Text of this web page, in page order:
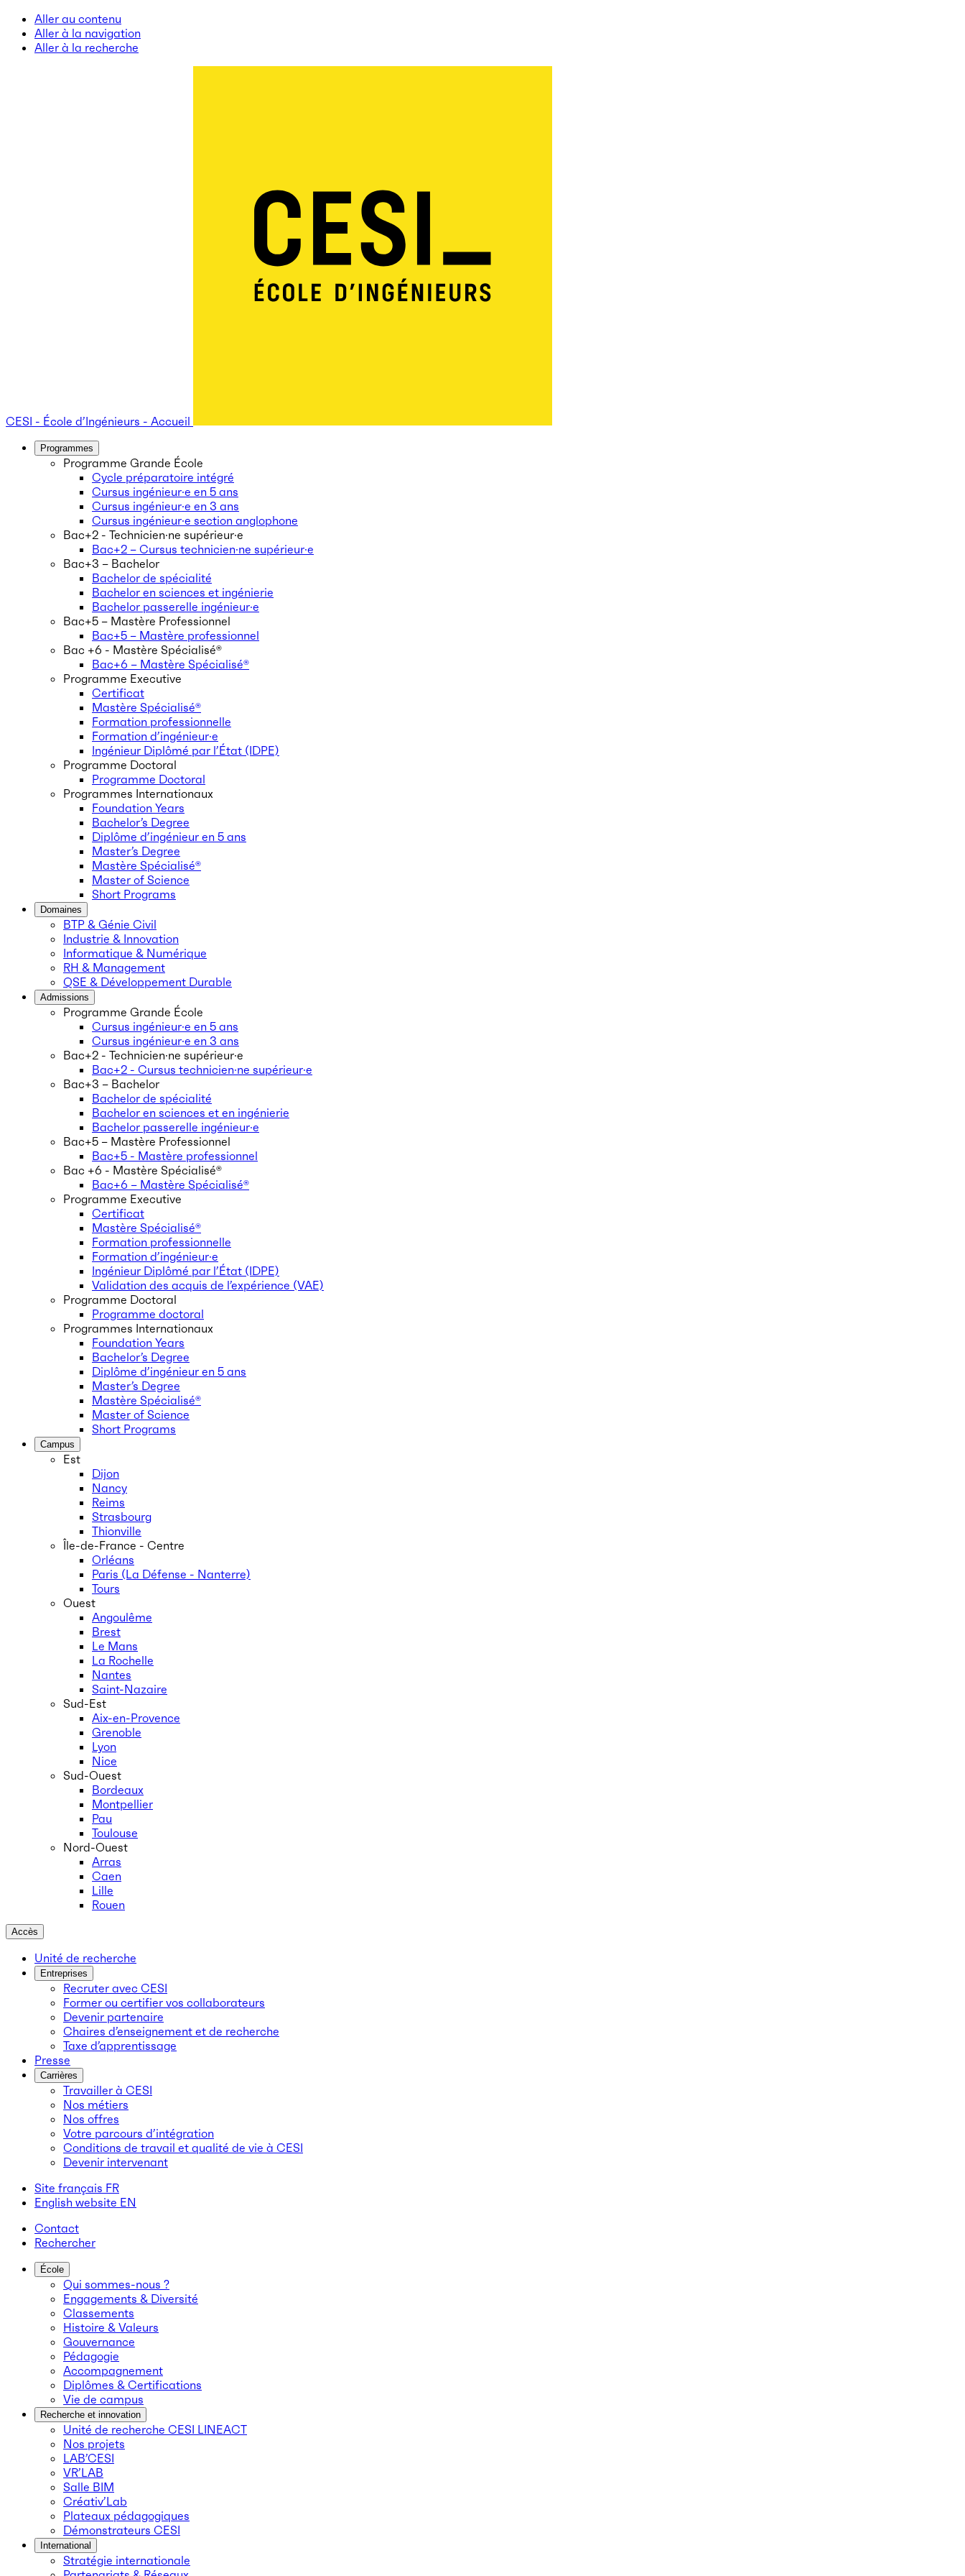
Aller au contenu
Aller à la navigation
Aller à la recherche
CESI - École d’Ingénieurs - Accueil
Programmes
Programme Grande École
Cycle préparatoire intégré
Cursus ingénieur·e en 5 ans
Cursus ingénieur·e en 3 ans
Cursus ingénieur·e section anglophone
Bac+2 - Technicien·ne supérieur·e
Bac+2 – Cursus technicien·ne supérieur·e
Bac+3 – Bachelor
Bachelor de spécialité
Bachelor en sciences et ingénierie
Bachelor passerelle ingénieur·e
Bac+5 – Mastère Professionnel
Bac+5 – Mastère professionnel
Bac +6 - Mastère Spécialisé®
Bac+6 – Mastère Spécialisé®
Programme Executive
Certificat
Mastère Spécialisé®
Formation professionnelle
Formation d’ingénieur·e
Ingénieur Diplômé par l’État (IDPE)
Programme Doctoral
Programme Doctoral
Programmes Internationaux
Foundation Years
Bachelor’s Degree
Diplôme d’ingénieur en 5 ans
Master’s Degree
Mastère Spécialisé®
Master of Science
Short Programs
Domaines
BTP & Génie Civil
Industrie & Innovation
Informatique & Numérique
RH & Management
QSE & Développement Durable
Admissions
Programme Grande École
Cursus ingénieur·e en 5 ans
Cursus ingénieur·e en 3 ans
Bac+2 - Technicien·ne supérieur·e
Bac+2 - Cursus technicien·ne supérieur·e
Bac+3 – Bachelor
Bachelor de spécialité
Bachelor en sciences et en ingénierie
Bachelor passerelle ingénieur·e
Bac+5 – Mastère Professionnel
Bac+5 - Mastère professionnel
Bac +6 - Mastère Spécialisé®
Bac+6 – Mastère Spécialisé®
Programme Executive
Certificat
Mastère Spécialisé®
Formation professionnelle
Formation d’ingénieur·e
Ingénieur Diplômé par l’État (IDPE)
Validation des acquis de l’expérience (VAE)
Programme Doctoral
Programme doctoral
Programmes Internationaux
Foundation Years
Bachelor’s Degree
Diplôme d’ingénieur en 5 ans
Master’s Degree
Mastère Spécialisé®
Master of Science
Short Programs
Campus
Est
Dijon
Nancy
Reims
Strasbourg
Thionville
Île-de-France - Centre
Orléans
Paris (La Défense - Nanterre)
Tours
Ouest
Angoulême
Brest
Le Mans
La Rochelle
Nantes
Saint-Nazaire
Sud-Est
Aix-en-Provence
Grenoble
Lyon
Nice
Sud-Ouest
Bordeaux
Montpellier
Pau
Toulouse
Nord-Ouest
Arras
Caen
Lille
Rouen
Accès
Unité de recherche
Entreprises
Recruter avec CESI
Former ou certifier vos collaborateurs
Devenir partenaire
Chaires d’enseignement et de recherche
Taxe d’apprentissage
Presse
Carrières
Travailler à CESI
Nos métiers
Nos offres
Votre parcours d’intégration
Conditions de travail et qualité de vie à CESI
Devenir intervenant
Site français FR
English website EN
Contact
Rechercher
École
Qui sommes-nous ?
Engagements & Diversité
Classements
Histoire & Valeurs
Gouvernance
Pédagogie
Accompagnement
Diplômes & Certifications
Vie de campus
Recherche et innovation
Unité de recherche CESI LINEACT
Nos projets
LAB’CESI
VR’LAB
Salle BIM
Créativ’Lab
Plateaux pédagogiques
Démonstrateurs CESI
International
Stratégie internationale